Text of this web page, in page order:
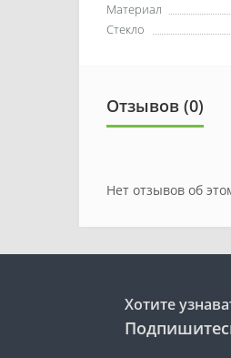
Материал
Стекло
Отзывов (0)
Нет отзывов об
Хотите